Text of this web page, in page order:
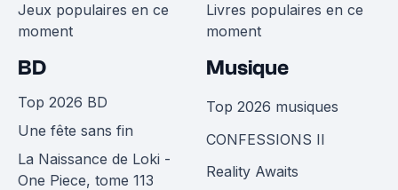
Jeux populaires en ce
moment
Livres populaires en ce
moment
BD
Top 2026 BD
Une fête sans fin
La Naissance de Loki -
One Piece, tome 113
Musique
Top 2026 musiques
CONFESSIONS II
Reality Awaits